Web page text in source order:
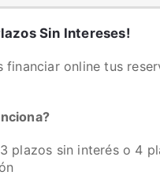
Sin Intereses!
financiar online tus
plazos sin interés o 4